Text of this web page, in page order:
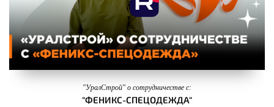
"УралСтрой" о сотрудничестве с:
"ФЕНИКС-СПЕЦОДЕЖДА"